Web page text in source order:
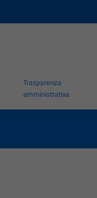
Trasparenza
amministrativa